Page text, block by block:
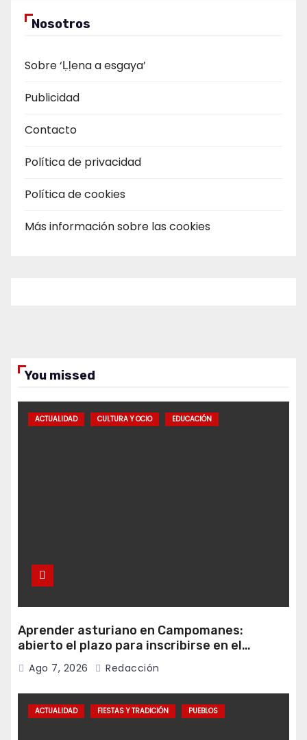
Nosotros
Sobre ‘Ḷḷena a esgaya’
Publicidad
Contacto
Política de privacidad
Política de cookies
Más información sobre las cookies
You missed
ACTUALIDAD CULTURA Y OCIO EDUCACIÓN
Aprender asturiano en Campomanes:
abierto el plazo para inscribirse en el
programa Falamos
Ago 7, 2026 Redacción
ACTUALIDAD FIESTAS Y TRADICIÓN PUEBLOS